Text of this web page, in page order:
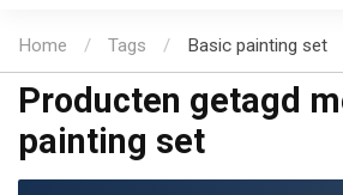
Home / Tags / Basic painting set
Producten getagd
painting set